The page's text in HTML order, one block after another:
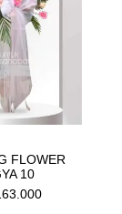
FLOWER
10